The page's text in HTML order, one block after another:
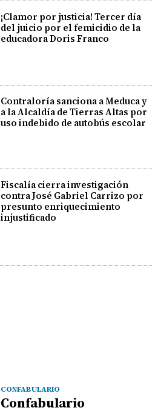
¡Clamor por justicia! Tercer día
del juicio por el femicidio de la
educadora Doris Franco
Contraloría sanciona a Meduca y
a la Alcaldía de Tierras Altas por
uso indebido de autobús escolar
Fiscalía cierra investigación
contra José Gabriel Carrizo por
presunto enriquecimiento
injustificado
CONFABULARIO
Confabulario